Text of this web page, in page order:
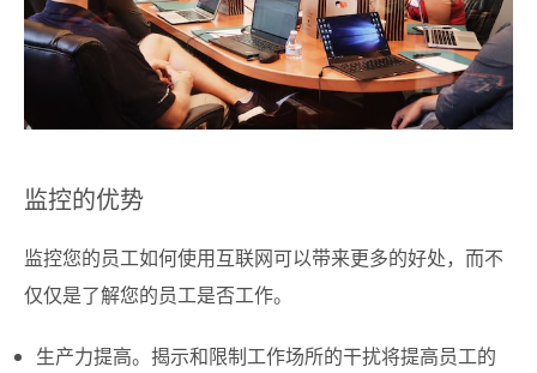
监控的优势
监控您的员工如何使用互联网可以带来更多的好处，而不
仅仅是了解您的员工是否工作。
生产力提高。揭示和限制工作场所的干扰将提高员工的